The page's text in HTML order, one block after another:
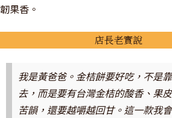
韌果香。
店長老實說
我是黃爸爸。金桔餅要好吃，不是
去，而是要有台灣金桔的酸香、果
苦韻，還要越嚼越回甘。這一款我